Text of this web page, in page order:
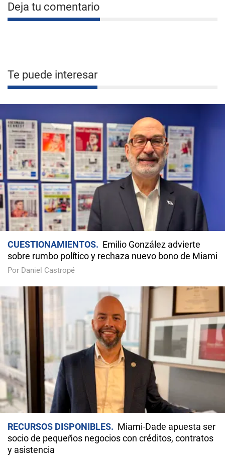
Deja tu comentario
Te puede interesar
CUESTIONAMIENTOS
Emilio González advierte
sobre rumbo político y rechaza nuevo bono de Miami
Por Daniel Castropé
RECURSOS DISPONIBLES
Miami-Dade apuesta ser
socio de pequeños negocios con créditos, contratos
y asistencia